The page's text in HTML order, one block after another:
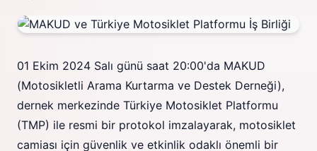
01 Ekim 2024 Salı günü saat 20:00'da MAKUD
(Motosikletli Arama Kurtarma ve Destek Derneği),
dernek merkezinde Türkiye Motosiklet Platformu
(TMP) ile resmi bir protokol imzalayarak, motosiklet
camiası için güvenlik ve etkinlik odaklı önemli bir